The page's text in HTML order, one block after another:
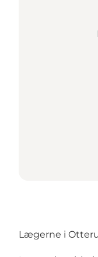
Lægerne i